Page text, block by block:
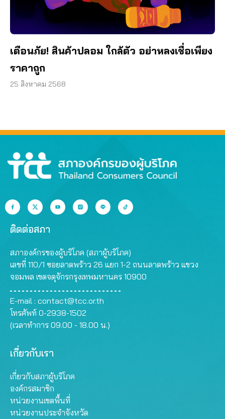
เตือนภัย! สินค้าปลอม ใกล้ตัว อย่าหลงเชื่อเพียง
ราคาถูก
25 สิงหาคม 2568
ติดต่อสภา
สภาองค์กรของผู้บริโภค (สภาผู้บริโภค)
เลขที่ 110/1 ซอยลาดพร้าว 26 แยก 1-2 ถนนลาดพร้าว แขวง
จอมพล เขตจตุจักรกรุงเทพมหานคร 10900
E-mail : contact@tcc.or.th
โทรศัพท์ 0-2938-1502
(เวลาทำการ 09.00 - 18.00 น.)
เกี่ยวกับเรา
เกี่ยวกับสภาผู้บริโภค
องค์กรสมาชิก
หน่วยงานเขตพื้นที่
หน่วยงานประจำจังหวัด